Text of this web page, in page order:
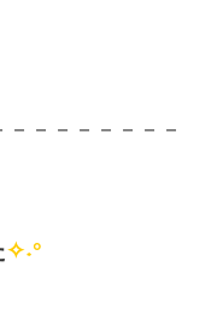
－－－－－－－
✧˖°